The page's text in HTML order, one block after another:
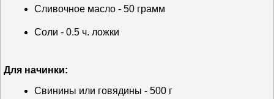
Сливочное масло - 50 грамм
Соли - 0.5 ч. ложки
Для начинки:
Свинины или говядины - 500 г